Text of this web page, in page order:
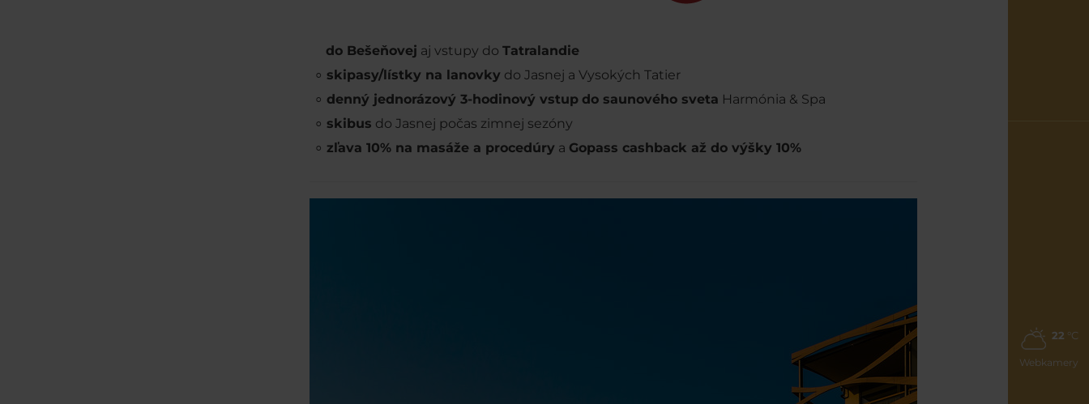
22 °C
Webkamery
do Bešeňovej aj vstupy do Tatralandie
skipasy/lístky na lanovky do Jasnej a Vysokých Tatier
denný jednorázový 3-hodinový vstup do saunového sveta Harmónia & Spa
skibus do Jasnej počas zimnej sezóny
zľava 10% na masáže a procedúry a Gopass cashback až do výšky 10%